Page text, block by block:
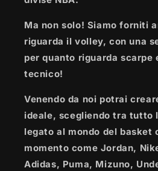
Ma non solo! Siamo forniti
riguarda il volley, con una
per quanto riguarda scarpe
tecnico!
Venendo da noi potrai
ideale, scegliendo tra tutto
legato al mondo del basket
momento come Jordan,
Adidas, Puma, Mizuno,